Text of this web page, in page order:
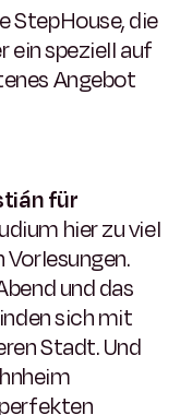
StepHouse, die
ein speziell auf
Angebot
für
hier zu viel
und das
sich mit
Stadt. Und